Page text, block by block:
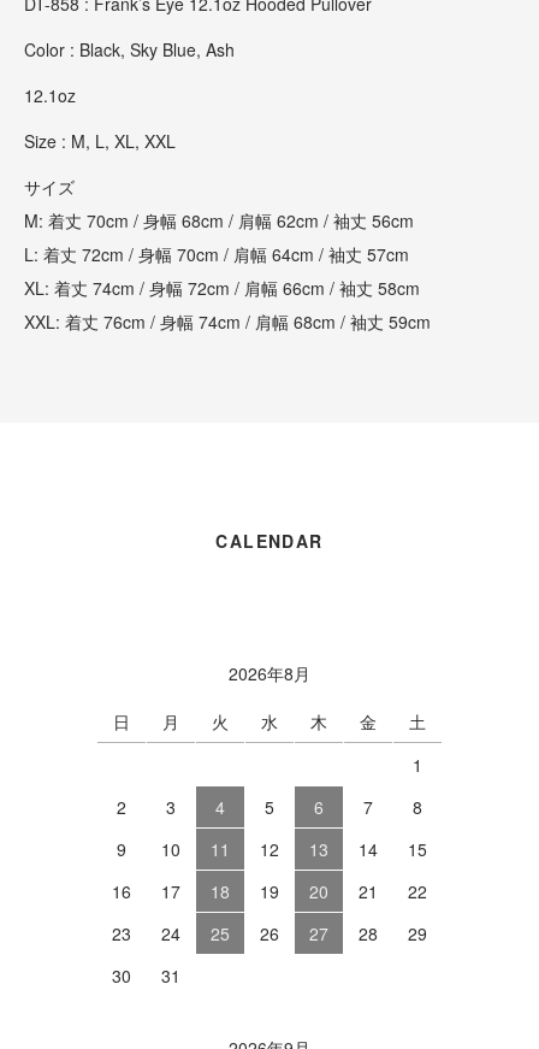
Color : Black, Sky Blue, Ash
12.1oz
Size : M, L, XL, XXL
サイズ
M: 着丈 70cm / 身幅 68cm / 肩幅 62cm / 袖丈 56cm
L: 着丈 72cm / 身幅 70cm / 肩幅 64cm / 袖丈 57cm
XL: 着丈 74cm / 身幅 72cm / 肩幅 66cm / 袖丈 58cm
XXL: 着丈 76cm / 身幅 74cm / 肩幅 68cm / 袖丈 59cm
CALENDAR
2026年8月
日
月 火 水 木 金
土
1
2
3 4 5 6 7
8
9
10 11 12 13 14
15
16
17 18 19 20 21
22
23
24 25 26 27 28
29
30
31